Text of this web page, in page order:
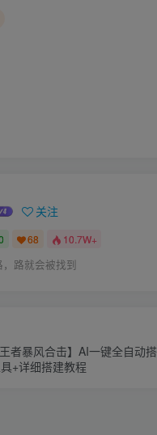
关注
68 10.7W+
路就会被找到
者暴风合击】AI一键全自动
+详细搭建教程